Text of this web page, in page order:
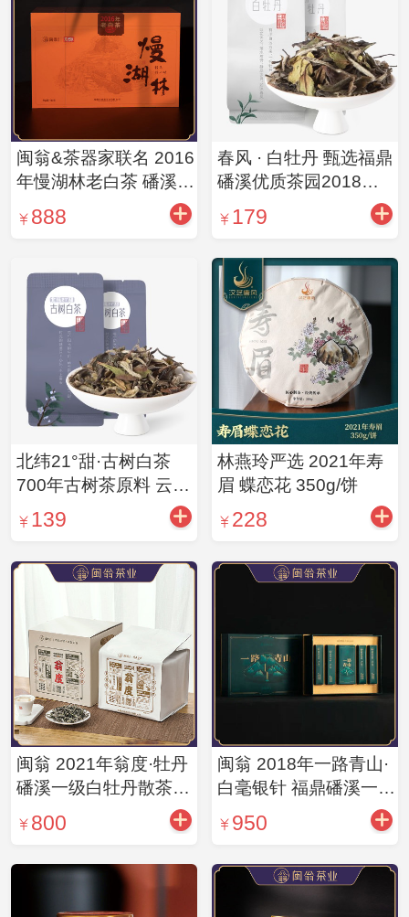
闽翁&茶器家联名 2016
年慢湖林老白茶 磻溪核
心产区 礼盒装240g
888
春风 · 白牡丹 甄选福鼎
磻溪优质茶园2018年
的原料 不添一物 自然
萎凋 林燕玲工夫茶
179
北纬21°甜·古树白茶
700年古树茶原料 云南
古树白茶创始人范承胜
匠制 林燕玲工夫茶
139
林燕玲严选 2021年寿
眉 蝶恋花 350g/饼
228
闽翁 2021年翁度·牡丹
磻溪一级白牡丹散茶
300g/盒
800
闽翁 2018年一路青山·
白毫银针 福鼎磻溪一级
白毫银针 50g
950